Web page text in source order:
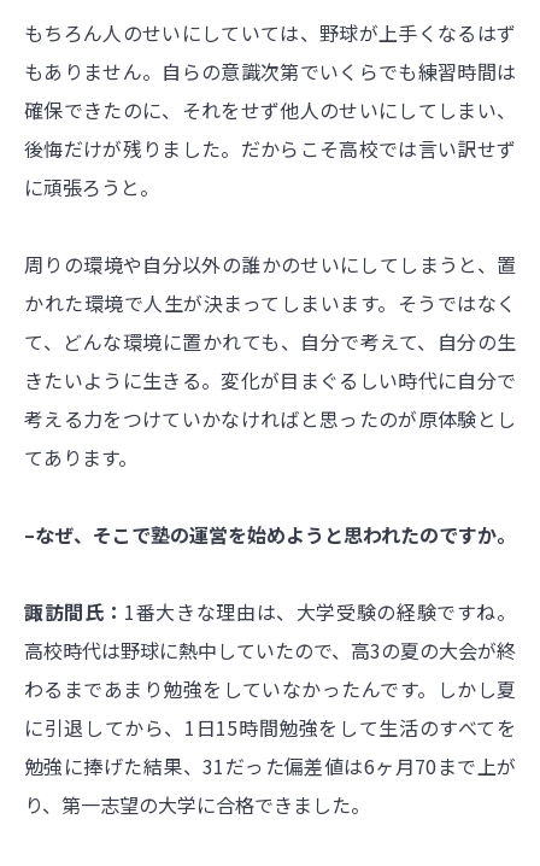
もちろん人のせいにしていては、野球が上手くなるはず
もありません。自らの意識次第でいくらでも練習時間は
確保できたのに、それをせず他人のせいにしてしまい、
後悔だけが残りました。だからこそ高校では言い訳せず
に頑張ろうと。
周りの環境や自分以外の誰かのせいにしてしまうと、置
かれた環境で人生が決まってしまいます。そうではなく
て、どんな環境に置かれても、自分で考えて、自分の生
きたいように生きる。変化が目まぐるしい時代に自分で
考える力をつけていかなければと思ったのが原体験とし
てあります。
–なぜ、そこで塾の運営を始めようと思われたのですか。
諏訪間氏： 1番大きな理由は、大学受験の経験ですね。
高校時代は野球に熱中していたので、高3の夏の大会が終
わるまであまり勉強をしていなかったんです。しかし夏
に引退してから、1日15時間勉強をして生活のすべてを
勉強に捧げた結果、31だった偏差値は6ヶ月70まで上が
り、第一志望の大学に合格できました。